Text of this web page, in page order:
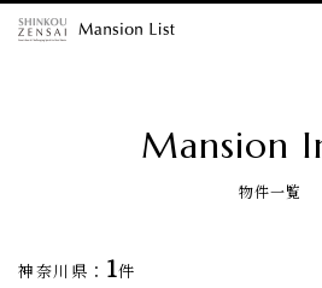
Mansion
物件一覧
神奈川県： 1件